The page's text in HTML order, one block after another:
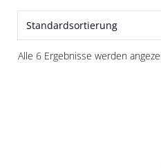
Alle 6 Ergebnisse werden